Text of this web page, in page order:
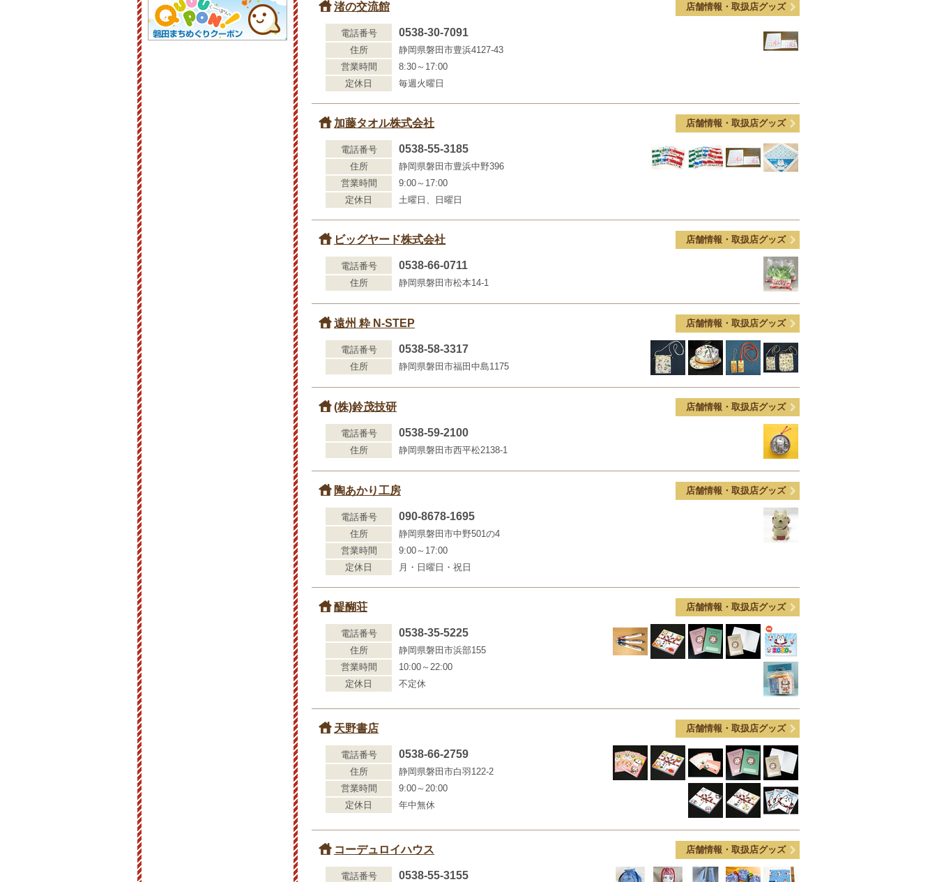
渚の交流館 店舗情報・取扱店グッズ
電話番号 0538-30-7091
住所
静岡県磐田市豊浜4127-43
営業時間
8:30～17:00
定休日
毎週火曜日
加藤タオル株式会社 店舗情報・取扱店グッズ
電話番号 0538-55-3185
住所
静岡県磐田市豊浜中野396
営業時間
9:00～17:00
定休日
土曜日、日曜日
ビッグヤード株式会社 店舗情報・取扱店グッズ
電話番号 0538-66-0711
住所 静岡県磐田市松本14-1
遠州 粋 N-STEP 店舗情報・取扱店グッズ
電話番号 0538-58-3317
住所 静岡県磐田市福田中島1175
(株)鈴茂技研 店舗情報・取扱店グッズ
電話番号 0538-59-2100
住所 静岡県磐田市西平松2138-1
陶あかり工房 店舗情報・取扱店グッズ
電話番号 090-8678-1695
住所
静岡県磐田市中野501の4
営業時間
9:00～17:00
定休日
月・日曜日・祝日
醍醐荘 店舗情報・取扱店グッズ
電話番号 0538-35-5225
住所
静岡県磐田市浜部155
営業時間
10:00～22:00
定休日
不定休
天野書店 店舗情報・取扱店グッズ
電話番号 0538-66-2759
住所
静岡県磐田市白羽122-2
営業時間
9:00～20:00
定休日
年中無休
コーデュロイハウス 店舗情報・取扱店グッズ
電話番号 0538-55-3155